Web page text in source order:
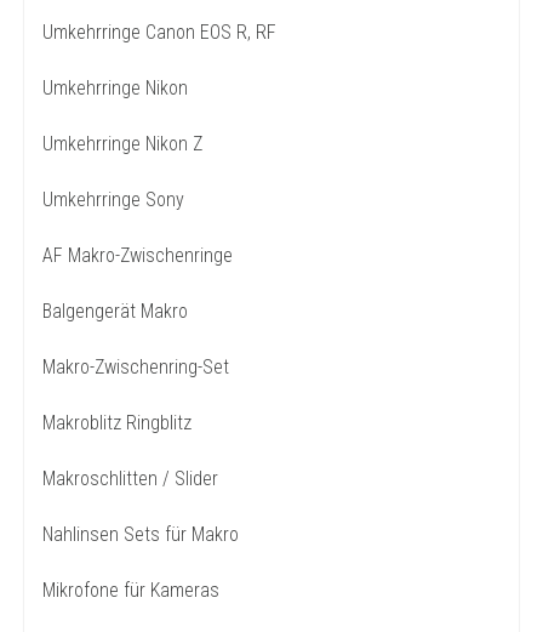
Umkehrringe Canon EOS R, RF
Umkehrringe Nikon
Umkehrringe Nikon Z
Umkehrringe Sony
AF Makro-Zwischenringe
Balgengerät Makro
Makro-Zwischenring-Set
Makroblitz Ringblitz
Makroschlitten / Slider
Nahlinsen Sets für Makro
Mikrofone für Kameras